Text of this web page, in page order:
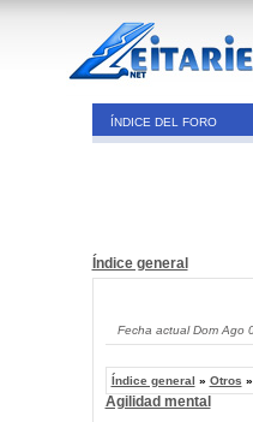
ÍNDICE DEL FORO
Índice general
Fecha actual Dom Ago
Índice general » Otros »
Agilidad mental